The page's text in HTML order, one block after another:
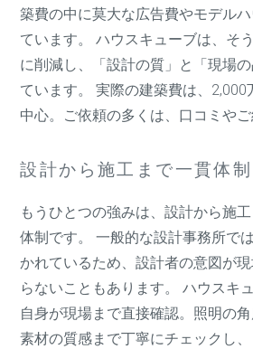
築費の中に莫大な広告費やモデル
ています。 ハウスキューブは、そ
に削減し、「設計の質」と「現場
ています。 実際の建築費は、2,000
中心。ご依頼の多くは、口コミやご
設計から施工まで一貫体制
もうひとつの強みは、設計から施
体制です。 一般的な設計事務所で
かれているため、設計者の意図が
らないこともあります。 ハウスキ
自身が現場まで直接確認。照明の角
素材の質感まで丁寧にチェックし